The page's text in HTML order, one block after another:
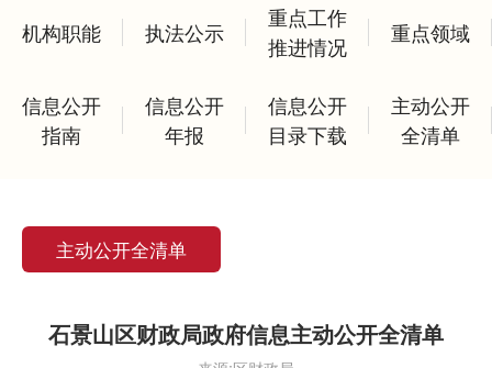
机构职能 执法公示
重点工作
推进情况
重点领域
信息公开
指南
信息公开
年报
信息公开
目录下载
主动公开
全清单
主动公开全清单
石景山区财政局政府信息主动公开全清单